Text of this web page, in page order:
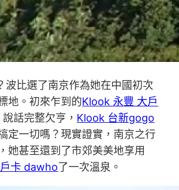
波比選了南京作為她在中國初次
地。初來乍到的Klook 永豐 大戶
話完整欠亨， Klook 台新gogo
定一切嗎？現實證實，南京之行
她甚至還到了市郊美美地享用
卡 dawho了一次溫泉。